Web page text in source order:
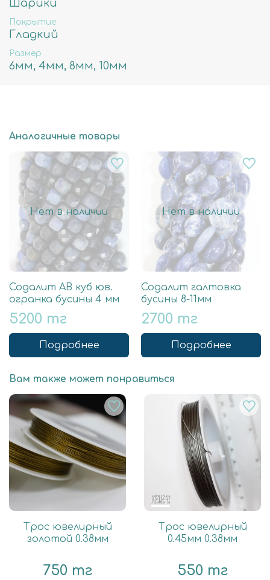
10мм - примерное количество бусин в нити
37шт, вес 60гр, отверстие примерно 1мм
Шарики
Покрытие
Гладкий
Размер
6мм, 4мм, 8мм, 10мм
Аналогичные товары
Нет в наличии
Содалит АВ куб юв.
огранка бусины 4 мм
5200 тг
Подробнее
Нет в наличии
Содалит галтовка
бусины 8-11мм
2700 тг
Подробнее
Вам также может понравиться
Трос ювелирный
золотой 0.38мм
750 тг
Трос ювелирный
0.45мм 0.38мм
550 тг